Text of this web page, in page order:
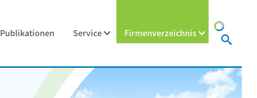
Publikationen Service Firmenverzeichnis